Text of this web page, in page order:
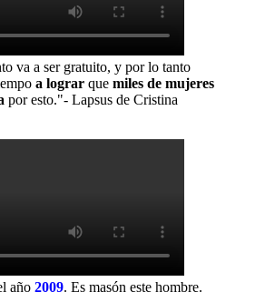
va a ser gratuito, y por lo tanto
a lograr que miles de mujeres
por esto."- Lapsus de Cristina
año 2009. Es masón este hombre.